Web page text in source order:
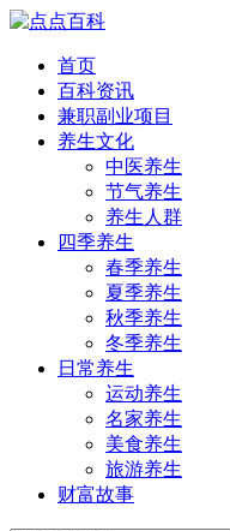
首页
百科资讯
兼职副业项目
养生文化
中医养生
节气养生
养生人群
四季养生
春季养生
夏季养生
秋季养生
冬季养生
日常养生
运动养生
名家养生
美食养生
旅游养生
财富故事